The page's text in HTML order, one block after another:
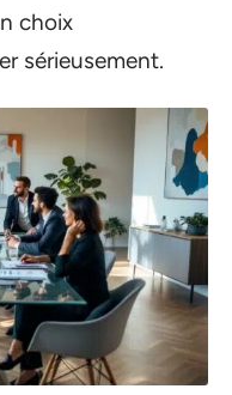
choix
sérieusement.